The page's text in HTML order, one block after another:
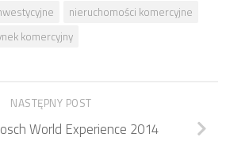
nieruchomości komercyjne
komercyjny
NASTĘPNY POST
World Experience 2014